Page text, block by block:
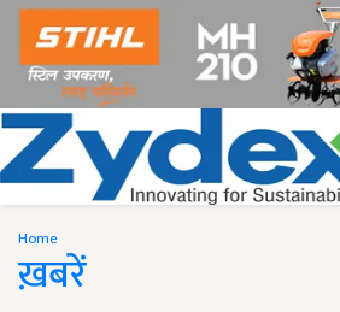
Home
ख़बरें